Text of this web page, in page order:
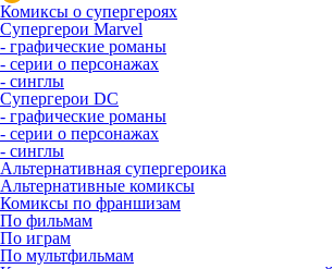
Комиксы о супергероях
Супергерои Marvel
- графические романы
- серии о персонажах
- синглы
Супергерои DC
- графические романы
- серии о персонажах
- синглы
Альтернативная супергероика
Альтернативные комиксы
Комиксы по франшизам
По фильмам
По играм
По мультфильмам